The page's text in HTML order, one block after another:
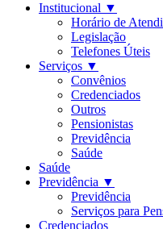
Institucional ▼
Horário de
Legislação
Telefones Úteis
Serviços ▼
Convênios
Credenciados
Outros
Pensionistas
Previdência
Saúde
Saúde
Previdência ▼
Previdência
Serviços para
Credenciados